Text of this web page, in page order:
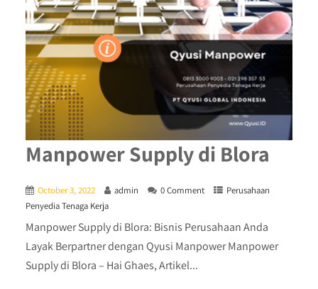
Manpower Supply di Blora
October 3, 2022 admin 0 Comment
Perusahaan
Penyedia Tenaga Kerja
Manpower Supply di Blora: Bisnis Perusahaan Anda
Layak Berpartner dengan Qyusi Manpower Manpower
Supply di Blora – Hai Ghaes, Artikel...